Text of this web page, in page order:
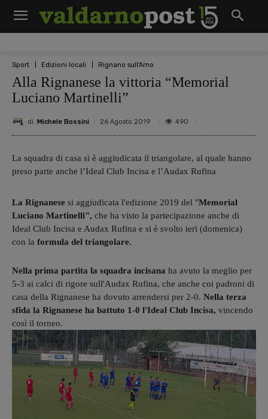
Sport Edizioni locali Rignano sull'Arno
Alla Rignanese la vittoria “Memorial
Luciano Martinelli”
di Michele Bossini 26 Agosto 2019 490
La squadra di casa si è aggiudicata il triangolare, al quale hanno
preso parte anche l’Ideal Club Incisa e l’Audax Rufina
La Rignanese si aggiudicata l'edizione 2019 del "Memorial
Luciano Martinelli", che ha visto la partecipazione anche di
Ideal Club Incisa e Audax Rufina e si è svolto ieri (domenica)
con la formula del triangolare.
Nella prima partita la squadra incisana ha avuto la meglio per
5-3 ai calci di rigore sull'Audax Rufina, che anche coi padroni di
casa della Rignanese ha dovuto arrendersi per 2-0. Nella terza
sfida la Rignanese ha battuto 1-0 l'Ideal Club Incisa, vincendo
così il torneo.